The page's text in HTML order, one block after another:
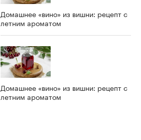
Домашнее «вино» из вишни: рецепт с
летним ароматом
Домашнее «вино» из вишни: рецепт с
летним ароматом